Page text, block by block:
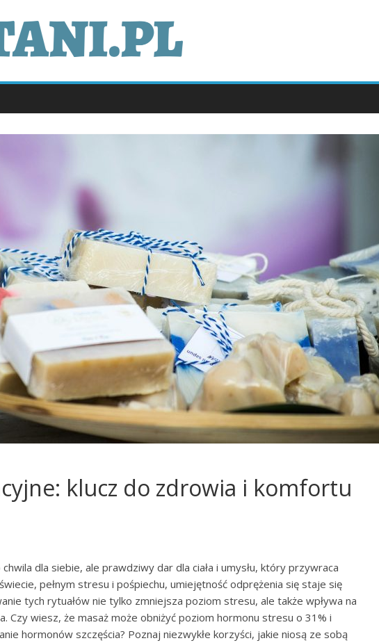
klucz do zdrowia i komfortu
dla siebie, ale prawdziwy dar dla ciała i umysłu, który przywraca
pełnym stresu i pośpiechu, umiejętność odprężenia się staje się
tych rytuałów nie tylko zmniejsza poziom stresu, ale także wpływa na
Czy wiesz, że masaż może obniżyć poziom hormonu stresu o 31% i
hormonów szczęścia? Poznaj niezwykłe korzyści, jakie niosą ze sobą